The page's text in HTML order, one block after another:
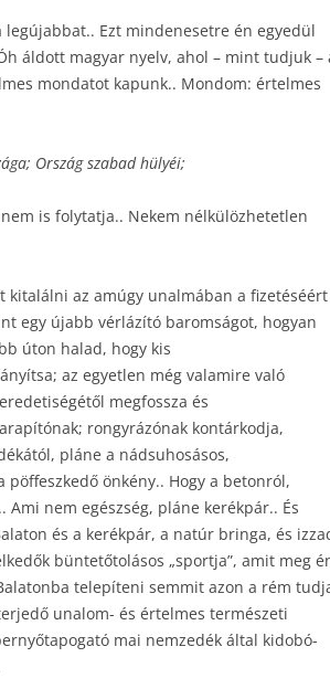
legújabbat.. Ezt mindenesetre én egyedül
áldott magyar nyelv, ahol – mint tudjuk –
mondatot kapunk.. Mondom: értelmes
Ország szabad hülyéi;
is folytatja.. Nekem nélkülözhetetlen
kitalálni az amúgy unalmában a fizetéséért
egy újabb vérlázító baromságot, hogyan
úton halad, hogy kis
az egyetlen még valamire való
megfossza és
rongyrázónak kontárkodja,
pláne a nádsuhosásos,
önkény.. Hogy a betonról,
nem egészség, pláne kerékpár.. És
és a kerékpár, a natúr bringa, és
büntetőtolásos „sportja”, amit meg
telepíteni semmit azon a rém
unalom- és értelmes természeti
mai nemzedék által kidobó-